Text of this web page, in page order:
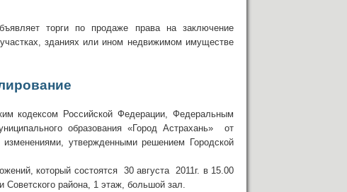
торги по продаже права на заключение
зданиях или ином недвижимом имуществе
кодексом Российской Федерации, Федеральным
образования «Город Астрахань» от
утвержденными решением Городской
который состоятся 30 августа 2011г. в 15.00
Советского района, 1 этаж, большой зал.